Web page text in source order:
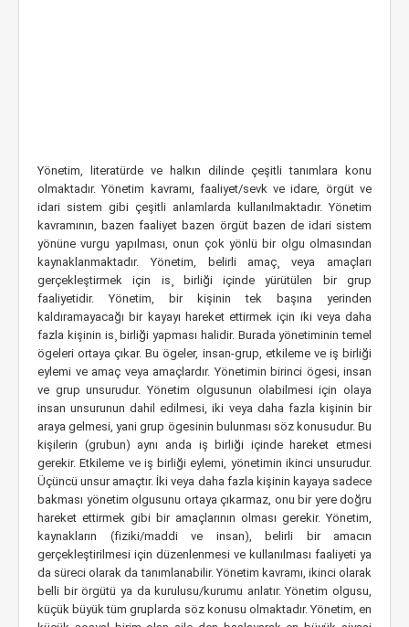
Yönetim, literatürde ve halkın dilinde çeşitli tanımlara konu
olmaktadır. Yönetim kavramı, faaliyet/sevk ve idare, örgüt ve
idari sistem gibi çeşitli anlamlarda kullanılmaktadır. Yönetim
kavramının, bazen faaliyet bazen örgüt bazen de idari sistem
yönüne vurgu yapılması, onun çok yönlü bir olgu olmasından
kaynaklanmaktadır. Yönetim, belirli amaç¸ veya amaçları
gerçekleştirmek için is¸ birliği içinde yürütülen bir grup
faaliyetidir. Yönetim, bir kişinin tek başına yerinden
kaldıramayacağı bir kayayı hareket ettirmek için iki veya daha
fazla kişinin is¸ birliği yapması halidir. Burada yönetiminin temel
ögeleri ortaya çıkar. Bu ögeler, insan-grup, etkileme ve iş birliği
eylemi ve amaç veya amaçlardır. Yönetimin birinci ögesi, insan
ve grup unsurudur. Yönetim olgusunun olabilmesi için olaya
insan unsurunun dahil edilmesi, iki veya daha fazla kişinin bir
araya gelmesi, yani grup ögesinin bulunması söz konusudur. Bu
kişilerin (grubun) aynı anda iş birliği içinde hareket etmesi
gerekir. Etkileme ve iş birliği eylemi, yönetimin ikinci unsurudur.
Üçüncü unsur amaçtır. İki veya daha fazla kişinin kayaya sadece
bakması yönetim olgusunu ortaya çıkarmaz, onu bir yere doğru
hareket ettirmek gibi bir amaçlarının olması gerekir. Yönetim,
kaynakların (fiziki/maddi ve insan), belirli bir amacın
gerçekleştirilmesi için düzenlenmesi ve kullanılması faaliyeti ya
da süreci olarak da tanımlanabilir. Yönetim kavramı, ikinci olarak
belli bir örgütü ya da kurulusu/kurumu anlatır. Yönetim olgusu,
küçük büyük tüm gruplarda söz konusu olmaktadır. Yönetim, en